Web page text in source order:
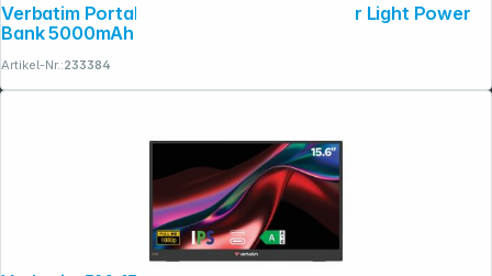
Verbatim Portable Full HD Touch Monitor Light Power
Bank 5000mAh
Artikel-Nr.:233384